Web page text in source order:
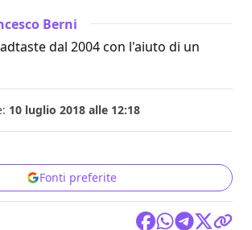
Berni
dal 2004 con l'aiuto di un
10 luglio 2018 alle 12:18
Fonti preferite